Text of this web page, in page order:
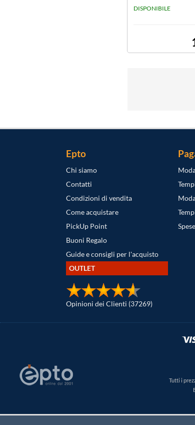
DISPONIBILE
Epto
Chi siamo
Contatti
Condizioni di vendita
Come acquistare
PickUp Point
Buoni Regalo
Guide e consigli per l'acquisto
OUTLET
Opinioni dei Clienti (37269)
Tutti i